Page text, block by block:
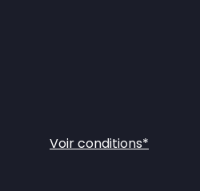
Voir conditions*